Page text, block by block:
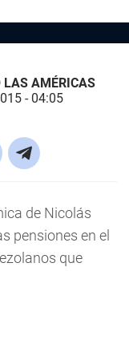
LAS AMÉRICAS
- 04:05
de Nicolás
pensiones en el
que